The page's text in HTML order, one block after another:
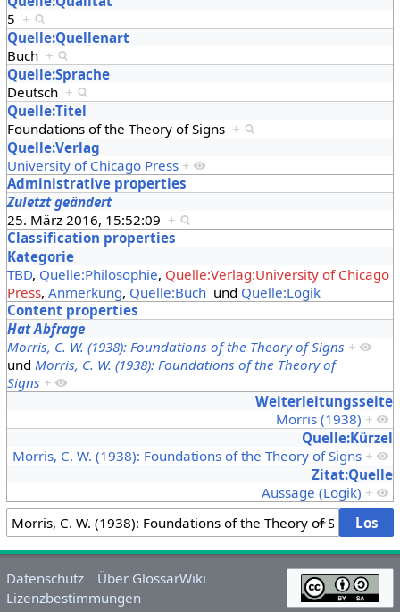
5 +
Quelle:Quellenart
Buch +
Quelle:Sprache
Deutsch +
Quelle:Titel
Foundations of the Theory of Signs +
Quelle:Verlag
University of Chicago Press +
Administrative properties
Zuletzt geändert
25. März 2016, 15:52:09 +
Classification properties
Kategorie
TBD, Quelle:Philosophie, Quelle:Verlag:University of Chicago
Press, Anmerkung, Quelle:Buchund Quelle:Logik
Content properties
Hat Abfrage
Morris, C. W. (1938): Foundations of the Theory of Signs +
und Morris, C. W. (1938): Foundations of the Theory of
Signs +
Weiterleitungsseite
Morris (1938) +
Quelle:Kürzel
Morris, C. W. (1938): Foundations of the Theory of Signs +
Zitat:Quelle
Aussage (Logik) +
Datenschutz
Über GlossarWiki
Lizenzbestimmungen